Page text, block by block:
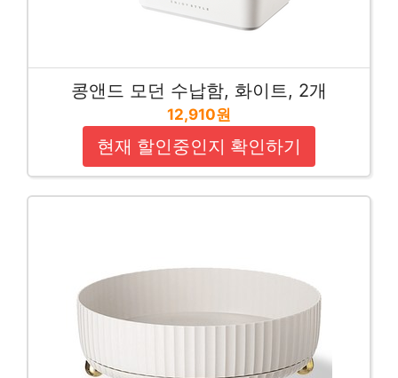
콩앤드 모던 수납함, 화이트, 2개
12,910원
현재 할인중인지 확인하기